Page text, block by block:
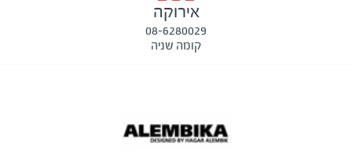
אירוקה
08-6280029
קומה שניה